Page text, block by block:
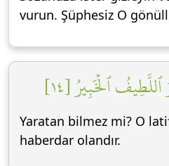
vurun. Şüphesiz O
ٱلۡخَبِيرُ [١٤]
Yaratan bilmez mi? O
haberdar olandır.